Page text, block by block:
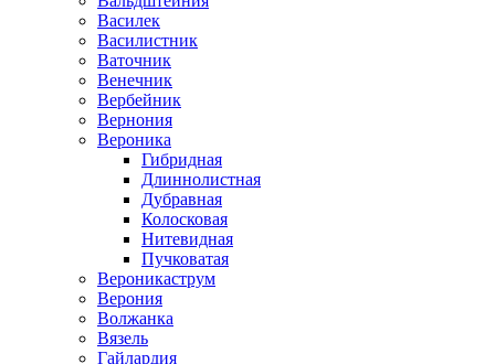
Василек
Василистник
Ваточник
Венечник
Вербейник
Вернония
Вероника
Гибридная
Длиннолистная
Дубравная
Колосковая
Нитевидная
Пучковатая
Вероникаструм
Верония
Волжанка
Вязель
Гайлардия